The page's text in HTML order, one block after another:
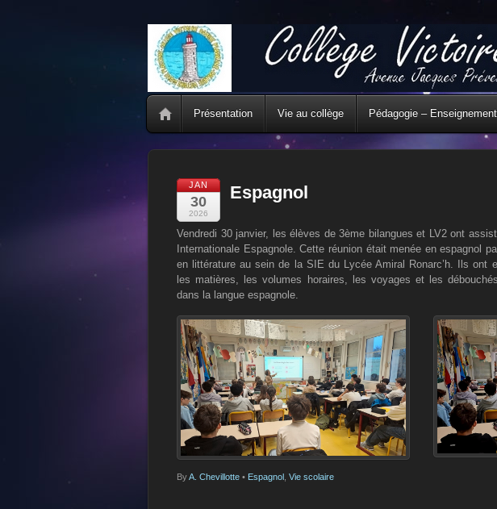
Présentation Vie au collège Pédagogie – Enseignement
JAN
30
2026
Espagnol
Vendredi 30 janvier, les élèves de 3ème bilangues et LV2 ont
Internationale Espagnole. Cette réunion était menée en espagnol
en littérature au sein de la SIE du Lycée Amiral Ronarc’h. Ils ont
les matières, les volumes horaires, les voyages et les
dans la langue espagnole.
ByA. Chevillotte • Espagnol , Vie scolaire